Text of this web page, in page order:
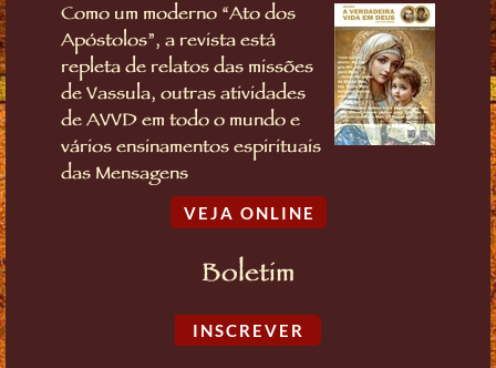
Como um moderno “Ato dos
Apóstolos”, a revista está
repleta de relatos das missões
de Vassula, outras atividades
de AVVD em todo o mundo e
vários ensinamentos espirituais
das Mensagens
VEJA ONLINE
Boletim
INSCREVER